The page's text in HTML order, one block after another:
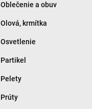
Oblečenie a obuv
Olová, krmítka
Osvetlenie
Partikel
Pelety
Prúty